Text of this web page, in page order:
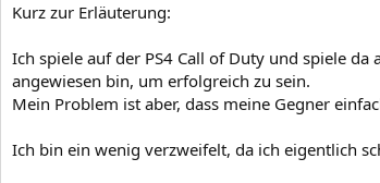
Kurz zur Erläuterung:
Ich spiele auf der PS4 Call of Duty und spiele
angewiesen bin, um erfolgreich zu sein.
Mein Problem ist aber, dass meine Gegner
Ich bin ein wenig verzweifelt, da ich eigentlich